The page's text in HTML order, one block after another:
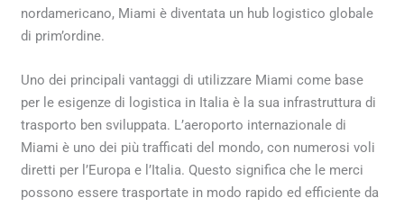
nordamericano, Miami è diventata un hub logistico globale
di prim’ordine.
Uno dei principali vantaggi di utilizzare Miami come base
per le esigenze di logistica in Italia è la sua infrastruttura di
trasporto ben sviluppata. L’aeroporto internazionale di
Miami è uno dei più trafficati del mondo, con numerosi voli
diretti per l’Europa e l’Italia. Questo significa che le merci
possono essere trasportate in modo rapido ed efficiente da